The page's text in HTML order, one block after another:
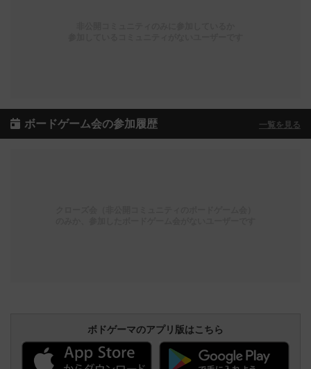
ボードゲーム会の参加履歴 一覧を見る
ボドゲーマのアプリ版はこちら